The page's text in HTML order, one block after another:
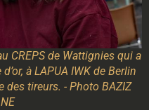
CREPS de Wattignies qui a
à LAPUA IWK de Berlin
des tireurs. - Photo BAZIZ